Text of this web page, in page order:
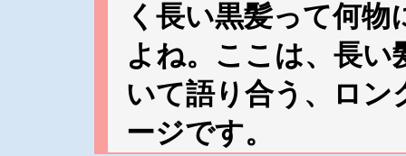
く長い黒髪って何
よね。ここは、長い
いて語り合う、ロ
ージです。